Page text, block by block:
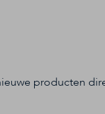
producten